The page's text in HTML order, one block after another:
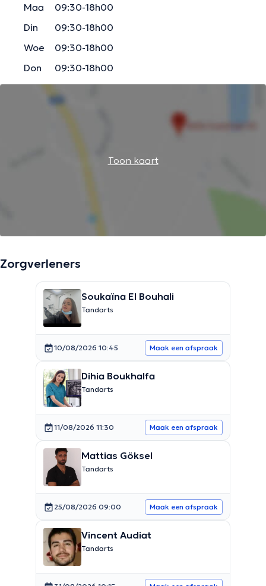
Maa
09:30-18h00
Din
09:30-18h00
Woe
09:30-18h00
Don
09:30-18h00
Toon kaart
Zorgverleners
Soukaïna El Bouhali
Tandarts
10/08/2026 10:45 Maak een afspraak
Dihia Boukhalfa
Tandarts
11/08/2026 11:30 Maak een afspraak
Mattias Göksel
Tandarts
25/08/2026 09:00 Maak een afspraak
Vincent Audiat
Tandarts